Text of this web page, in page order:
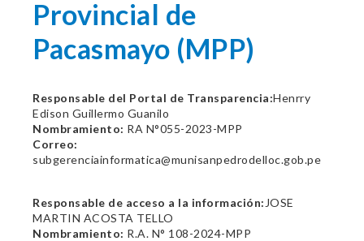
Provincial de
Pacasmayo (MPP)
Responsable del Portal de Transparencia:Henrry
Edison Guillermo Guanilo
Nombramiento: RA N°055-2023-MPP
Correo:
subgerenciainformatica@munisanpedrodelloc.gob.pe
Responsable de acceso a la información: JOSE
MARTIN ACOSTA TELLO
Nombramiento: R.A. N° 108-2024-MPP